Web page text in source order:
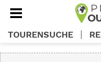
TOURENSUCHE